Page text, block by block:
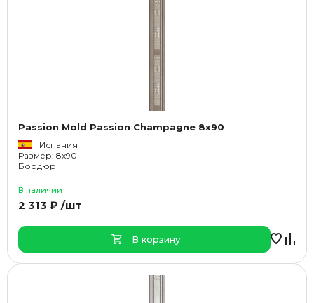
Passion Mold Passion Champagne 8x90
Испания
Размер: 8x90
Бордюр
В наличии
2 313 ₽ /шт
В корзину